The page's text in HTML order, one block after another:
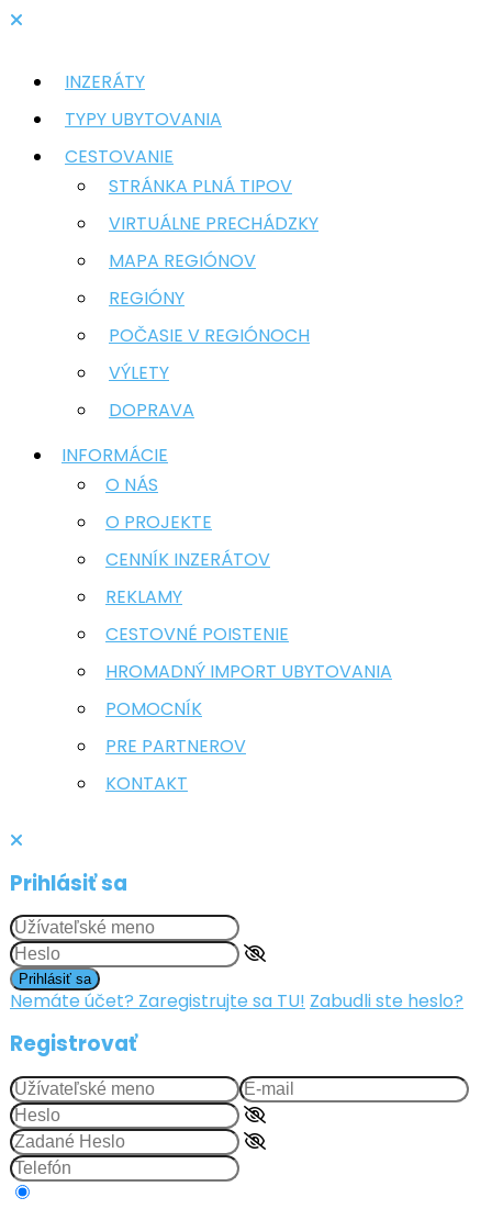
INZERÁTY
TYPY UBYTOVANIA
CESTOVANIE
STRÁNKA PLNÁ TIPOV
VIRTUÁLNE PRECHÁDZKY
MAPA REGIÓNOV
REGIÓNY
POČASIE V REGIÓNOCH
VÝLETY
DOPRAVA
INFORMÁCIE
O NÁS
O PROJEKTE
CENNÍK INZERÁTOV
REKLAMY
CESTOVNÉ POISTENIE
HROMADNÝ IMPORT UBYTOVANIA
POMOCNÍK
PRE PARTNEROV
KONTAKT
Prihlásiť sa
Prihlásiť sa
Nemáte účet? Zaregistrujte sa TU! Zabudli ste heslo?
Registrovať